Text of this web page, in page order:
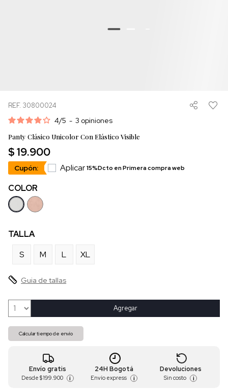
REF. 30800024
4/5 - 3 opiniones
Panty Clásico Unicolor Con Elástico Visible
$ 19.900
Cupón: Aplicar15%Dcto en Primera compra web
COLOR
TALLA
S
M L XL
Guia de tallas
Agregar
Calcular tiempo de envío
Envío gratis
Desde $ 199.900 i
24H Bogotá
Envío express i
Devoluciones
Sin costo i